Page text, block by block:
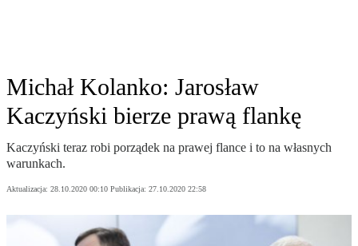
Michał Kolanko: Jarosław
Kaczyński bierze prawą flankę
Kaczyński teraz robi porządek na prawej flance i to na własnych
warunkach.
Aktualizacja: 28.10.2020 00:10 Publikacja: 27.10.2020 22:58